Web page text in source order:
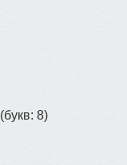
(букв: 8)